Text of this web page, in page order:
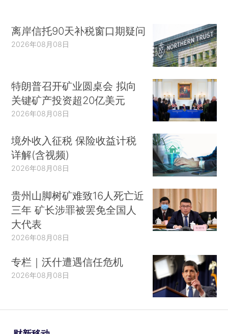
离岸信托90天补税窗口期疑问
2026年08月08日
特朗普召开矿业圆桌会 拟向
关键矿产投资超20亿美元
2026年08月08日
境外收入征税 保险收益计税
详解(含视频)
2026年08月08日
贵州山脚树矿难致16人死亡近
三年 矿长涉罪被罢免全国人
大代表
2026年08月08日
专栏｜沃什遭遇信任危机
2026年08月08日